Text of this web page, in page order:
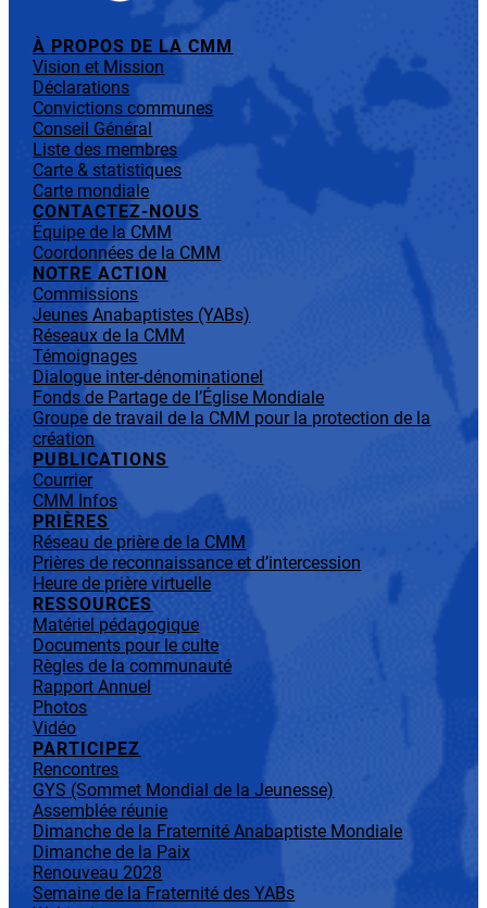
À PROPOS DE LA CMM
Vision et Mission
Déclarations
Convictions communes
Conseil Général
Liste des membres
Carte & statistiques
Carte mondiale
CONTACTEZ-NOUS
Équipe de la CMM
Coordonnées de la CMM
NOTRE ACTION
Commissions
Jeunes Anabaptistes (YABs)
Réseaux de la CMM
Témoignages
Dialogue inter-dénominationel
Fonds de Partage de l’Église Mondiale
Groupe de travail de la CMM pour la protection de la
création
PUBLICATIONS
Courrier
CMM Infos
PRIÈRES
Réseau de prière de la CMM
Prières de reconnaissance et d’intercession
Heure de prière virtuelle
RESSOURCES
Matériel pédagogique
Documents pour le culte
Règles de la communauté
Rapport Annuel
Photos
Vidéo
PARTICIPEZ
Rencontres
GYS (Sommet Mondial de la Jeunesse)
Assemblée réunie
Dimanche de la Fraternité Anabaptiste Mondiale
Dimanche de la Paix
Renouveau 2028
Semaine de la Fraternité des YABs